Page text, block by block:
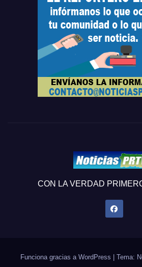
CON LA VERDAD
Funciona gracias a WordPress Tema: